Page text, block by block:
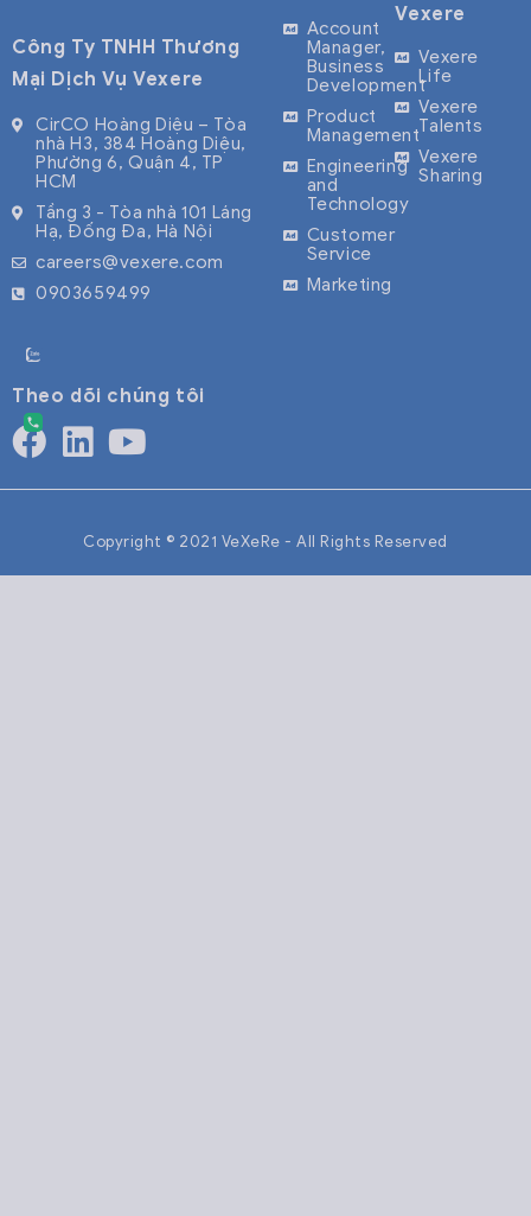
Công Ty TNHH Thương
Mại Dịch Vụ Vexere
CirCO Hoàng Diệu – Tòa
nhà H3, 384 Hoàng Diệu,
Phường 6, Quận 4, TP
HCM
Tầng 3 - Tòa nhà 101 Láng
Hạ, Đống Đa, Hà Nội
careers@vexere.com
0903659499
Account
Manager,
Business
Development
Product
Management
Engineering
and
Technology
Customer
Service
Marketing
Vexere
Vexere
Life
Vexere
Talents
Vexere
Sharing
Theo dõi chúng tôi
Copyright © 2021 VeXeRe - All Rights Reserved